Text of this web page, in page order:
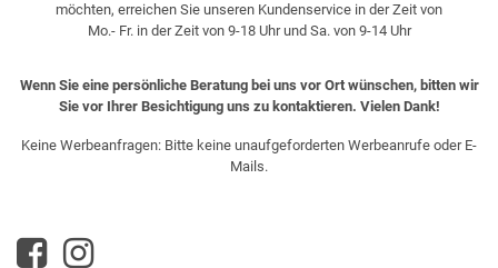
möchten, erreichen Sie unseren Kundenservice in der Zeit von
Mo.- Fr. in der Zeit von 9-18 Uhr und Sa. von 9-14 Uhr
Wenn Sie eine persönliche Beratung bei uns vor Ort wünschen, bitten wir
Sie vor Ihrer Besichtigung uns zu kontaktieren. Vielen Dank!
Keine Werbeanfragen: Bitte keine unaufgeforderten Werbeanrufe oder E-
Mails.